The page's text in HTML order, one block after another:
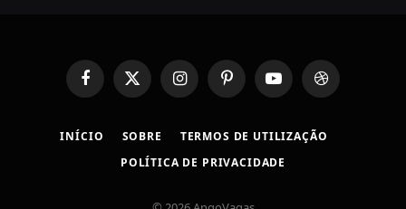
FacebookX
(Twitter)
InstagramPinterestYouTubeDribbble
INÍCIO SOBRE
TERMOS DE UTILIZAÇÃO
POLÍTICA DE PRIVACIDADE